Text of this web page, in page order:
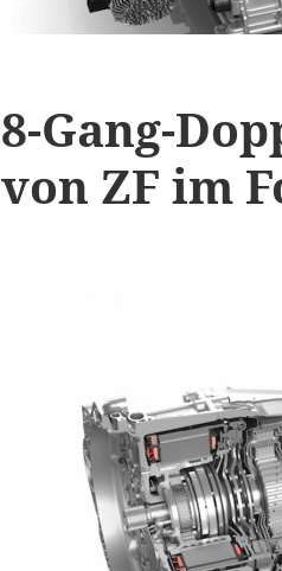
8-Gang-
von ZF im